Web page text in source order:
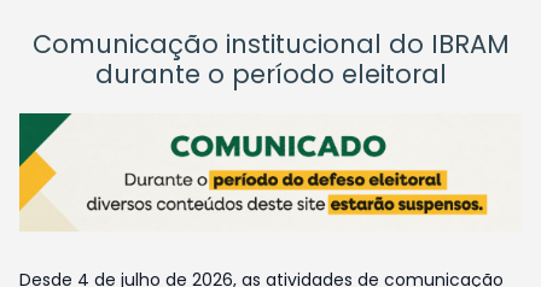
Comunicação institucional do IBRAM
durante o período eleitoral
Desde 4 de julho de 2026, as atividades de comunicação